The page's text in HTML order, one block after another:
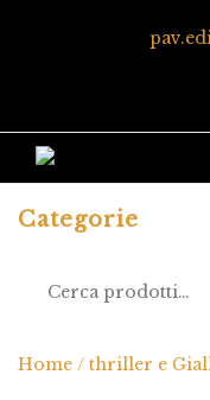
Categorie
Home / thriller e